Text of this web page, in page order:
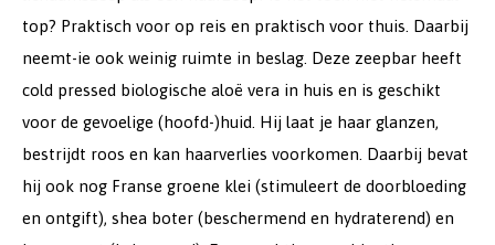
top? Praktisch voor op reis en praktisch voor thuis. Daarbij
neemt-ie ook weinig ruimte in beslag. Deze zeepbar heeft
cold pressed biologische aloë vera in huis en is geschikt
voor de gevoelige (hoofd-)huid. Hij laat je haar glanzen,
bestrijdt roos en kan haarverlies voorkomen. Daarbij bevat
hij ook nog Franse groene klei (stimuleert de doorbloeding
en ontgift), shea boter (beschermend en hydraterend) en